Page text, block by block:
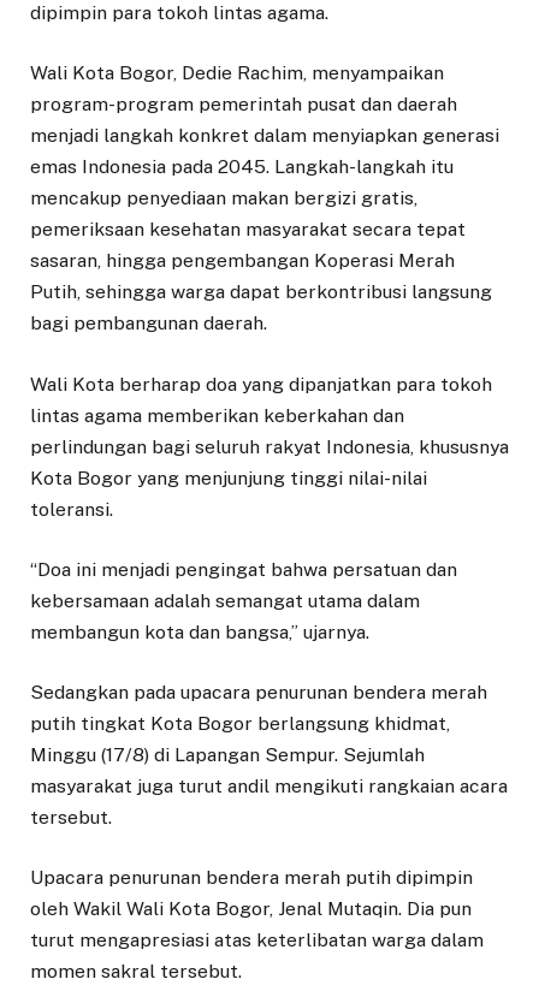
dipimpin para tokoh lintas agama.
Wali Kota Bogor, Dedie Rachim, menyampaikan
program-program pemerintah pusat dan daerah
menjadi langkah konkret dalam menyiapkan generasi
emas Indonesia pada 2045. Langkah-langkah itu
mencakup penyediaan makan bergizi gratis,
pemeriksaan kesehatan masyarakat secara tepat
sasaran, hingga pengembangan Koperasi Merah
Putih, sehingga warga dapat berkontribusi langsung
bagi pembangunan daerah.
Wali Kota berharap doa yang dipanjatkan para tokoh
lintas agama memberikan keberkahan dan
perlindungan bagi seluruh rakyat Indonesia, khususnya
Kota Bogor yang menjunjung tinggi nilai-nilai
toleransi.
“Doa ini menjadi pengingat bahwa persatuan dan
kebersamaan adalah semangat utama dalam
membangun kota dan bangsa,” ujarnya.
Sedangkan pada upacara penurunan bendera merah
putih tingkat Kota Bogor berlangsung khidmat,
Minggu (17/8) di Lapangan Sempur. Sejumlah
masyarakat juga turut andil mengikuti rangkaian acara
tersebut.
Upacara penurunan bendera merah putih dipimpin
oleh Wakil Wali Kota Bogor, Jenal Mutaqin. Dia pun
turut mengapresiasi atas keterlibatan warga dalam
momen sakral tersebut.